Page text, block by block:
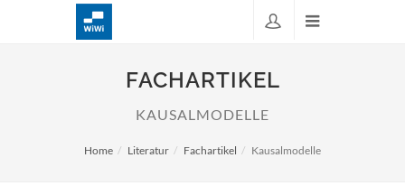
FACHARTIKEL
KAUSALMODELLE
Home Literatur Fachartikel Kausalmodelle